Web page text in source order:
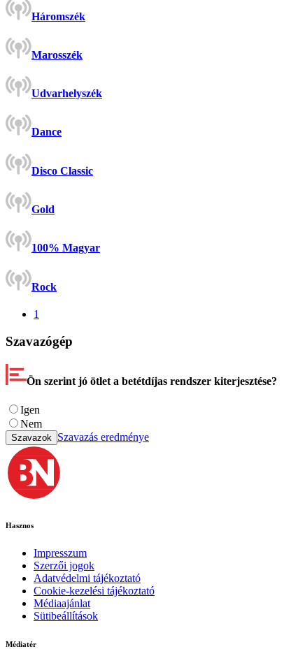
Háromszék
Marosszék
Udvarhelyszék
Dance
Disco Classic
Gold
100% Magyar
Rock
1
Szavazógép
Ön szerint jó ötlet a betétdíjas rendszer kiterjesztése?
Igen
Nem
Szavazok Szavazás eredménye
Hasznos
Impresszum
Szerzői jogok
Adatvédelmi tájékoztató
Cookie-kezelési tájékoztató
Médiaajánlat
Sütibeállítások
Médiatér